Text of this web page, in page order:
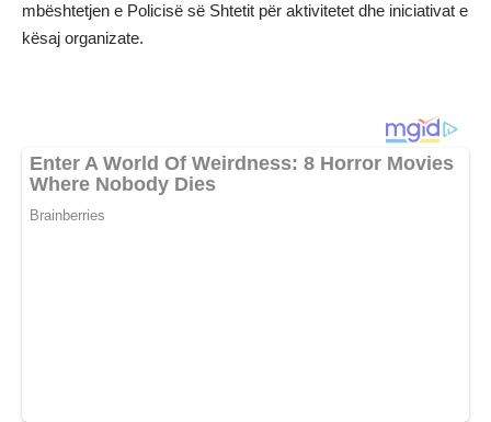
mbështetjen e Policisë së Shtetit për aktivitetet dhe iniciativat e
kësaj organizate.